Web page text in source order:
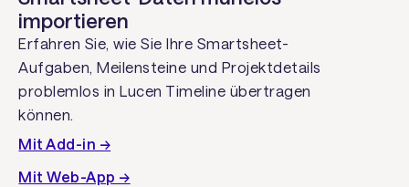
importieren
Erfahren Sie, wie Sie Ihre Smartsheet-
Aufgaben, Meilensteine und Projektdetails
problemlos in Lucen Timeline übertragen
können.
Mit Add-in →
Mit Web-App →